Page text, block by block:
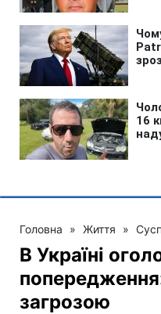
Головна » Життя »
В Україні
попередження:
загрозою